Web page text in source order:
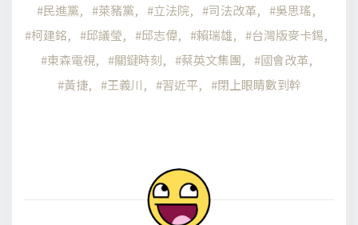
民進黨
萊豬黨 立法院 司法改革
吳思瑤
柯建銘
邱議瑩 邱志偉 賴瑞雄
台灣版麥卡錫
東森電視
關鍵時刻 蔡英文集團
國會改革
黃捷
王義川 習近平 閉上眼睛數到幹